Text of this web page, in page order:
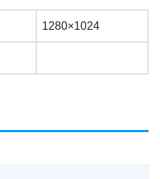
1280×1024